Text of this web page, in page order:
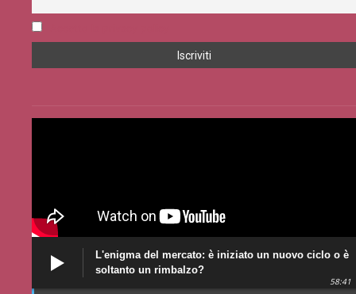
L'enigma del mercato: è iniziato un nuovo ciclo o è
soltanto un rimbalzo?
58:41